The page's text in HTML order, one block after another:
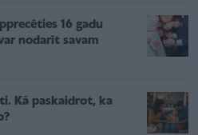
16 gadu
nodarīt savam
Kā paskaidrot, ka